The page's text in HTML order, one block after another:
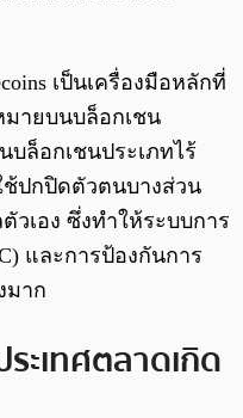
เป็นเครื่องมือหลักที่
ายบนบล็อกเชน
ล็อกเชนประเภทไร้
ช้ปกปิดตัวตนบางส่วน
วเอง ซึ่งทำให้ระบบการ
และการป้องกันการ
มาก
ะเทศตลาดเกิด